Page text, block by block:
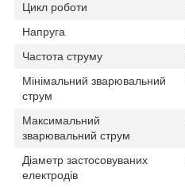
Цикл роботи
Напруга
Частота струму
Мінімальний зварювальний
струм
Максимальний
зварювальний струм
Діаметр застосовуваних
електродів